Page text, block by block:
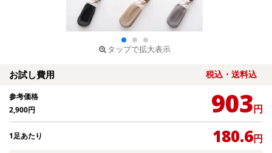
タップで拡大表示
お試し費用 税込・送料込
参考価格
2,900円 903円
1足あたり 180.6円